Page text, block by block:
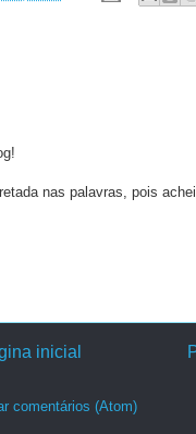
nas palavras, pois
inicial
comentários (Atom)